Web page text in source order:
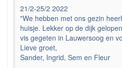
21/2-25/2 2022
"We hebben met ons gezin
huisje. Lekker op de dijk
vis gegeten in Lauwersoog en
Lieve groet,
Sander, Ingrid, Sem en Fleur